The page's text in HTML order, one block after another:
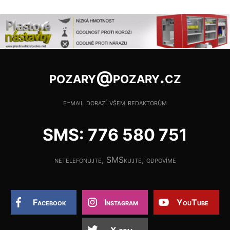
pozary@pozary.cz
e-mail dorazí všem redaktorům
SMS: 776 580 751
netelefonujte, SMSkujte, odpovíme
Facebook Instagram YouTube